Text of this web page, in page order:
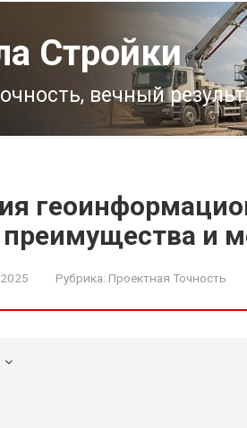
Стройки
вечный
и
Рубрика: Проектная Точность